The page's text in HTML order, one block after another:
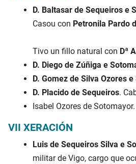
D. Baltasar de Sequeiros e
Casou con Petronila Pardo
Tivo un fillo natural con Dª
D. Diego de Zúñiga e
D. Gomez de Silva Ozores
D. Placido de Sequeiros.
Isabel Ozores de
VII XERACIÓN
Luis de Sequeiros Silva e
militar de Vigo, cargo que